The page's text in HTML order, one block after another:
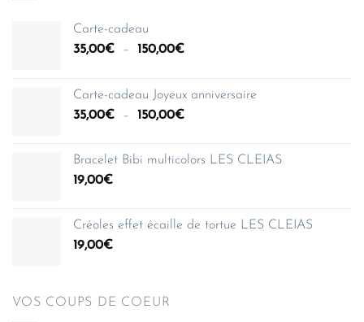
Carte-cadeau
35,00€ – 150,00€Plage
35,00€
à
Carte-cadeau Joyeux anniversaire
35,00€ – 150,00€Plage
35,00€
Bracelet Bibi multicolors LES CLEIAS
19,00€
Créoles effet écaille de tortue LES CLEIAS
19,00€
VOS COUPS DE COEUR